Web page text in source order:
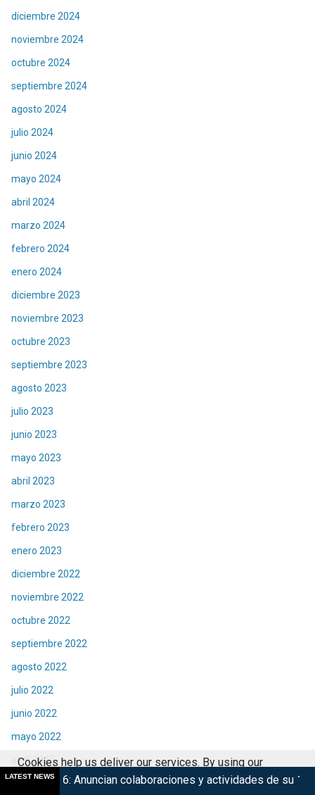
diciembre 2024
noviembre 2024
octubre 2024
septiembre 2024
agosto 2024
julio 2024
junio 2024
mayo 2024
abril 2024
marzo 2024
febrero 2024
enero 2024
diciembre 2023
noviembre 2023
octubre 2023
septiembre 2023
agosto 2023
julio 2023
junio 2023
mayo 2023
abril 2023
marzo 2023
febrero 2023
enero 2023
diciembre 2022
noviembre 2022
octubre 2022
septiembre 2022
agosto 2022
julio 2022
junio 2022
mayo 2022
abril 2022
marzo 2022
LATEST NEWScolaboraciones y actividades de su 15° edición
Cookies help us deliver our services. By using our
services, you agree to our use of cookies.
Got it